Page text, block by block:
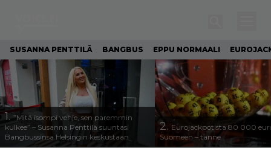
SUSANNA PENTTILÄ BANGBUS EPPU NORMAALI
1.”Mitä isompi vehje, sen paremmin
kulkee” – Susanna Penttilä suuntasi
Bangbussinsa Helsingin keskustaan
2. Eurojackpotista 80 000
Suomeen – tänne